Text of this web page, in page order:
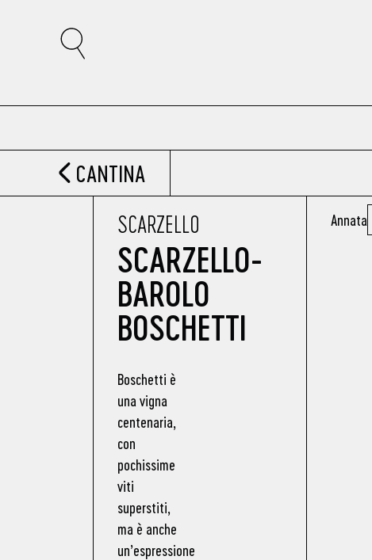
CANTINA
SCARZELLO
SCARZELLO-
BAROLO
BOSCHETTI
Boschetti è
una vigna
centenaria,
con
pochissime
viti
superstiti,
ma è anche
un’espressione
Annata